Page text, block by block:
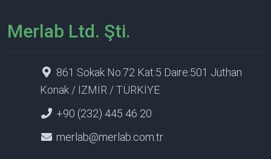
Merlab Ltd. Şti.
861 Sokak No:72 Kat:5 Daire:501 Jüthan
Konak / İZMİR / TÜRKİYE
+90 (232) 445 46 20
merlab@merlab.com.tr